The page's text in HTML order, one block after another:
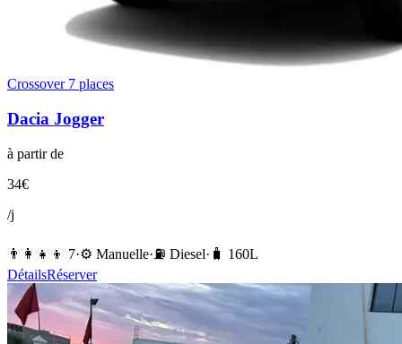
Crossover 7 places
Dacia Jogger
à partir de
34€
/j
👨‍👩‍👧‍👦 7·⚙️ Manuelle·⛽️ Diesel· 🧳 160L
DétailsRéserver